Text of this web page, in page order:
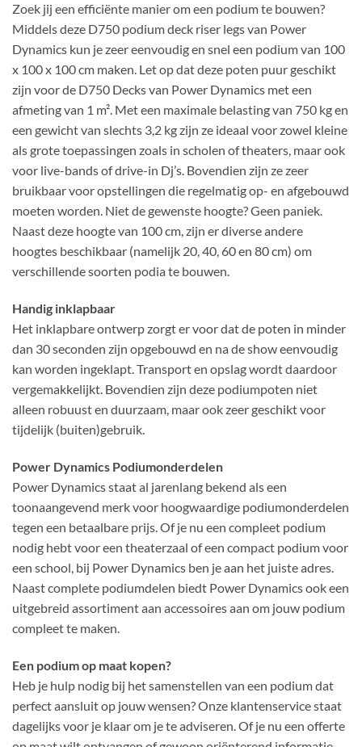
Zoek jij een efficiënte manier om een podium te bouwen?
Middels deze D750 podium deck riser legs van Power
Dynamics kun je zeer eenvoudig en snel een podium van 100
x 100 x 100 cm maken. Let op dat deze poten puur geschikt
zijn voor de D750 Decks van Power Dynamics met een
afmeting van 1 m². Met een maximale belasting van 750 kg en
een gewicht van slechts 3,2 kg zijn ze ideaal voor zowel kleine
als grote toepassingen zoals in scholen of theaters, maar ook
voor live-bands of drive-in Dj’s. Bovendien zijn ze zeer
bruikbaar voor opstellingen die regelmatig op- en afgebouwd
moeten worden. Niet de gewenste hoogte? Geen paniek.
Naast deze hoogte van 100 cm, zijn er diverse andere
hoogtes beschikbaar (namelijk 20, 40, 60 en 80 cm) om
verschillende soorten podia te bouwen.
Handig inklapbaar
Het inklapbare ontwerp zorgt er voor dat de poten in minder
dan 30 seconden zijn opgebouwd en na de show eenvoudig
kan worden ingeklapt. Transport en opslag wordt daardoor
vergemakkelijkt. Bovendien zijn deze podiumpoten niet
alleen robuust en duurzaam, maar ook zeer geschikt voor
tijdelijk (buiten)gebruik.
Power Dynamics Podiumonderdelen
Power Dynamics staat al jarenlang bekend als een
toonaangevend merk voor hoogwaardige podiumonderdelen
tegen een betaalbare prijs. Of je nu een compleet podium
nodig hebt voor een theaterzaal of een compact podium voor
een school, bij Power Dynamics ben je aan het juiste adres.
Naast complete podiumdelen biedt Power Dynamics ook een
uitgebreid assortiment aan accessoires aan om jouw podium
compleet te maken.
Een podium op maat kopen?
Heb je hulp nodig bij het samenstellen van een podium dat
perfect aansluit op jouw wensen? Onze klantenservice staat
dagelijks voor je klaar om je te adviseren. Of je nu een offerte